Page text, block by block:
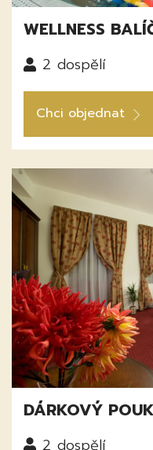
WELLNESS
2 dospělí
Chci objednat
DÁRKOVÝ
2 dospělí